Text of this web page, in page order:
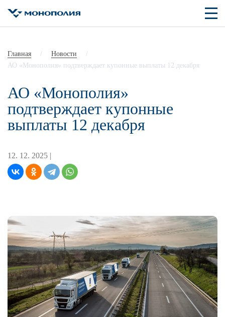
Главная / Новости
/
АО «Монополия» подтверждает купонные выплаты 12 декабря
АО «Монополия»
подтверждает купонные
выплаты 12 декабря
12. 12. 2025 |